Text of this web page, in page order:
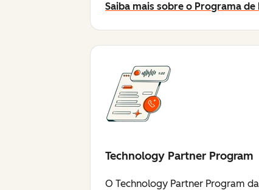
Saiba mais sobre o Programa de
Technology Partner Program
O Technology Partner Program